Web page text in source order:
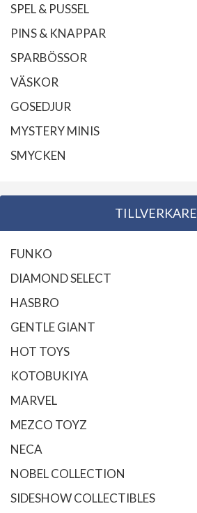
SPEL & PUSSEL
PINS & KNAPPAR
SPARBÖSSOR
VÄSKOR
GOSEDJUR
MYSTERY MINIS
SMYCKEN
TILLVERKARE
FUNKO
DIAMOND SELECT
HASBRO
GENTLE GIANT
HOT TOYS
KOTOBUKIYA
MARVEL
MEZCO TOYZ
NECA
NOBEL COLLECTION
SIDESHOW COLLECTIBLES